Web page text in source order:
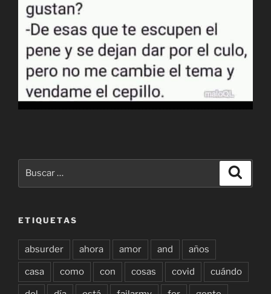
ETIQUETAS
absurder ahora amor and años
casa como con cosas covid cuándo